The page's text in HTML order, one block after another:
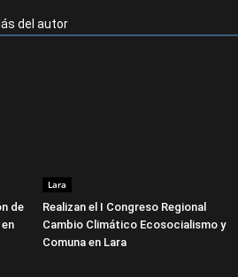
del autor
de
Lara
Realizan el I Congreso Regional
Cambio Climático Ecosocialismo y
Comuna en Lara